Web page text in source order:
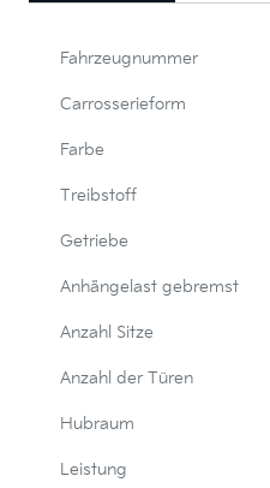
Fahrzeugnummer
Carrosserieform
Farbe
Treibstoff
Getriebe
Anhängelast gebremst
Anzahl Sitze
Anzahl der Türen
Hubraum
Leistung